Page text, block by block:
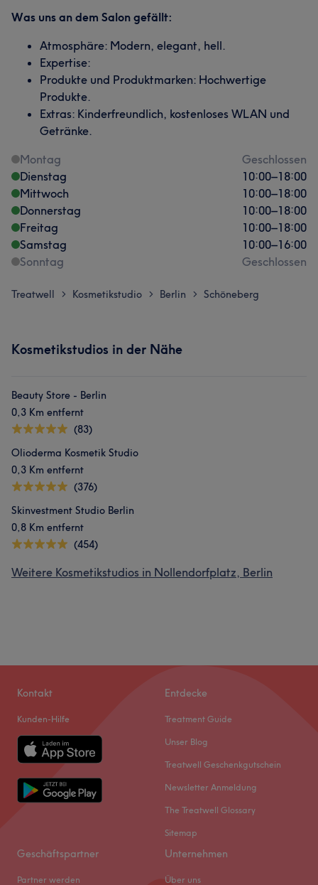
Was uns an dem Salon gefällt:
Atmosphäre: Modern, elegant, hell.
Expertise:
Produkte und Produktmarken: Hochwertige
Produkte.
Extras: Kinderfreundlich, kostenloses WLAN und
Getränke.
Montag
Geschlossen
Dienstag
10:00–18:00
Mittwoch
10:00–18:00
Donnerstag
10:00–18:00
Freitag
10:00–18:00
Samstag
10:00–16:00
Sonntag
Geschlossen
Treatwell > Kosmetikstudio > Berlin > Schöneberg
Kosmetikstudios in der Nähe
Beauty Store - Berlin
0,3 Km entfernt
(83)
Olioderma Kosmetik Studio
0,3 Km entfernt
(376)
Skinvestment Studio Berlin
0,8 Km entfernt
(454)
Weitere Kosmetikstudios in Nollendorfplatz, Berlin
Kontakt
Kunden-Hilfe
Entdecke
Treatment Guide
Unser Blog
Treatwell Geschenkgutschein
Newsletter Anmeldung
The Treatwell Glossary
Sitemap
Geschäftspartner
Partner werden
Unternehmen
Über uns